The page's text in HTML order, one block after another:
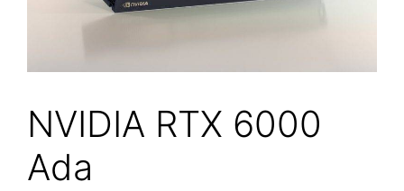
NVIDIA RTX 6000
Ada